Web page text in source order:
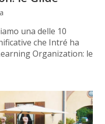
una delle 10
che Intré ha
Organization: le